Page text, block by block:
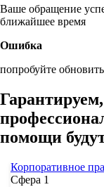
Ваше обращение
ближайшее время
Ошибка
попробуйте
помощи
Корпоративное
Сфера 1